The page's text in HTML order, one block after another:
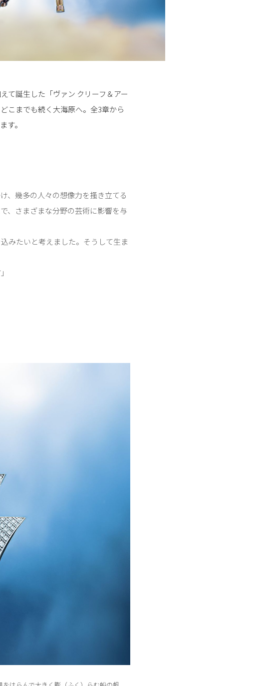
て誕生した「ヴァン クリーフ＆アー
こまでも続く大海原へ。全3章から
す。
、幾多の人々の想像力を搔き立てる
、さまざまな分野の芸術に影響を与
みたいと考えました。そうして生ま